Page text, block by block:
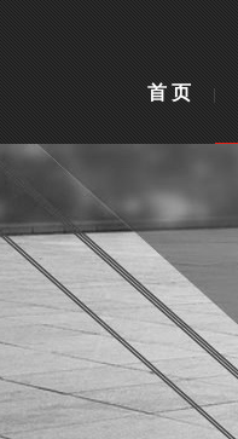
首 页